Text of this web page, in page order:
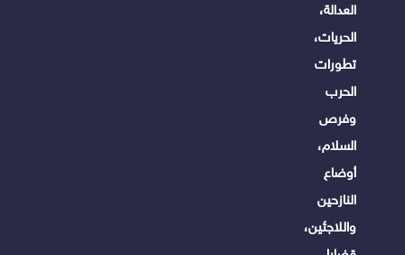
العدالة،
الحريات،
تطورات
الحرب
وفرص
السلام،
أوضاع
النازحين
واللاجئين،